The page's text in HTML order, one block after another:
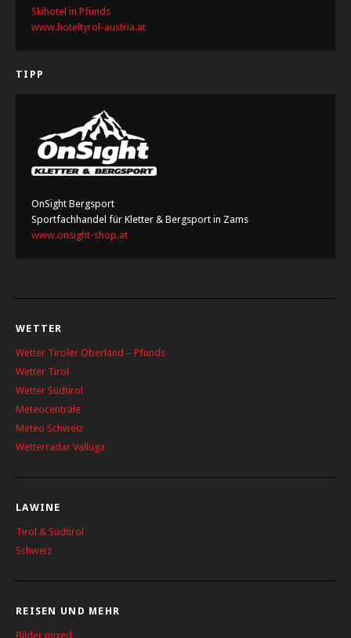
Skihotel in Pfunds
www.hoteltyrol-austria.at
TIPP
OnSight Bergsport
Sportfachhandel für Kletter & Bergsport in Zams
www.onsight-shop.at
WETTER
Wetter Tiroler Oberland – Pfunds
Wetter Tirol
Wetter Südtirol
Meteocentrale
Meteo Schweiz
Wetterradar Valluga
LAWINE
Tirol & Südtirol
Schweiz
REISEN UND MEHR
Bilder mixed